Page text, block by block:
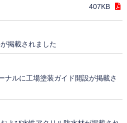
407KB
掲載されました
ナルに工場塗装ガイド開設が掲載さ